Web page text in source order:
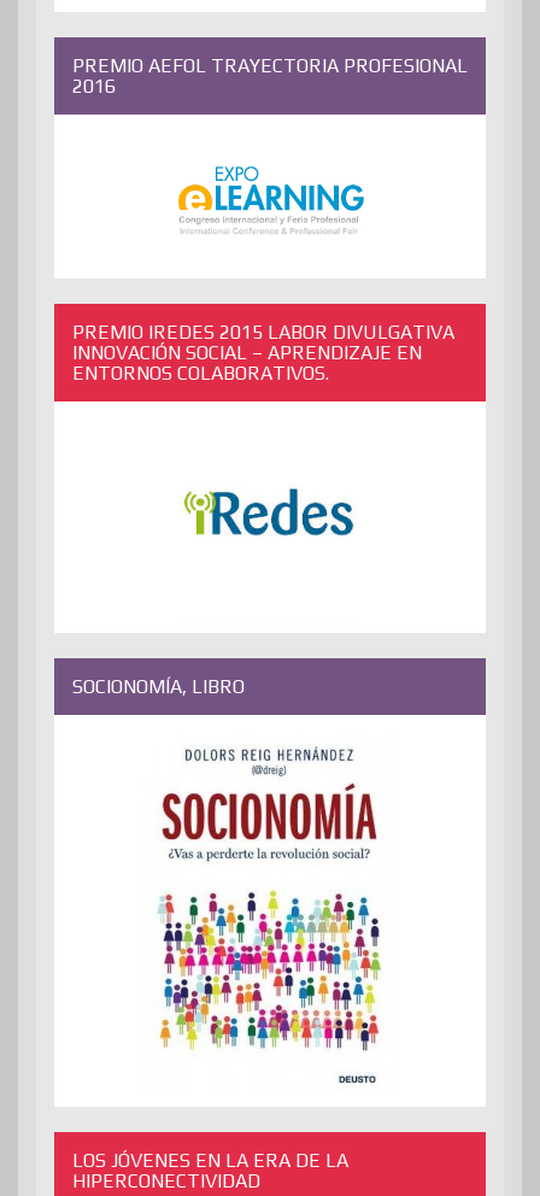
PREMIO AEFOL TRAYECTORIA PROFESIONAL
2016
PREMIO IREDES 2015 LABOR DIVULGATIVA
INNOVACIÓN SOCIAL – APRENDIZAJE EN
ENTORNOS COLABORATIVOS.
SOCIONOMÍA, LIBRO
LOS JÓVENES EN LA ERA DE LA
HIPERCONECTIVIDAD